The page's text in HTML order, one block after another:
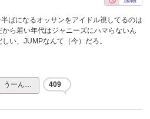
ばになるオッサンをアイドル視してるのは
ら若い年代はジャニーズにハマらないん
い、JUMPなんて（今）だろ。
うーん… 409